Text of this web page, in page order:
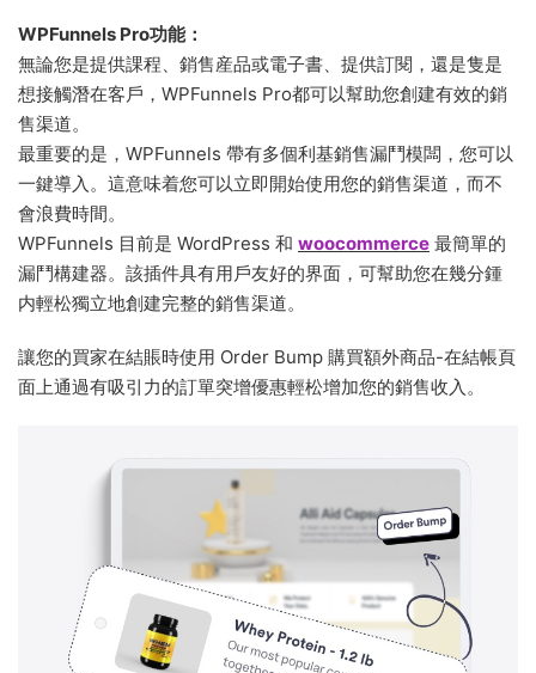
WPFunnels Pro功能：
無論您是提供課程、銷售産品或電子書、提供訂閱，還是隻是
想接觸潛在客戶，WPFunnels Pro都可以幫助您創建有效的銷
售渠道。
最重要的是，WPFunnels 帶有多個利基銷售漏鬥模闆，您可以
一鍵導入。這意味着您可以立即開始使用您的銷售渠道，而不
會浪費時間。
WPFunnels 目前是 WordPress 和 woocommerce 最簡單的
漏鬥構建器。該插件具有用戶友好的界面，可幫助您在幾分鍾
内輕松獨立地創建完整的銷售渠道。
讓您的買家在結賬時使用 Order Bump 購買額外商品-在結帳頁
面上通過有吸引力的訂單突增優惠輕松增加您的銷售收入。